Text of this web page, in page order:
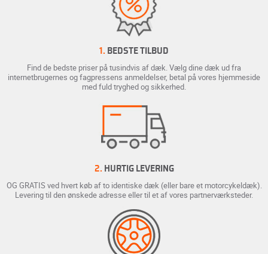
1. BEDSTE TILBUD
Find de bedste priser på tusindvis af dæk. Vælg dine dæk ud fra
internetbrugernes og fagpressens anmeldelser, betal på vores hjemmeside
med fuld tryghed og sikkerhed.
2. HURTIG LEVERING
OG GRATIS ved hvert køb af to identiske dæk (eller bare et motorcykeldæk).
Levering til den ønskede adresse eller til et af vores partnerværksteder.